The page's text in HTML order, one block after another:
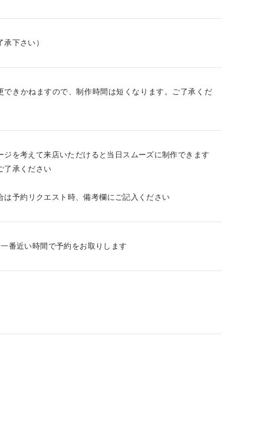
下さい）
きかねますので、制作時間は短くなります。ご了承くだ
を考えて来店いただけると当日スムーズに制作できます
了承ください
は予約リクエスト時、備考欄にご記入ください
番近い時間で予約をお取りします